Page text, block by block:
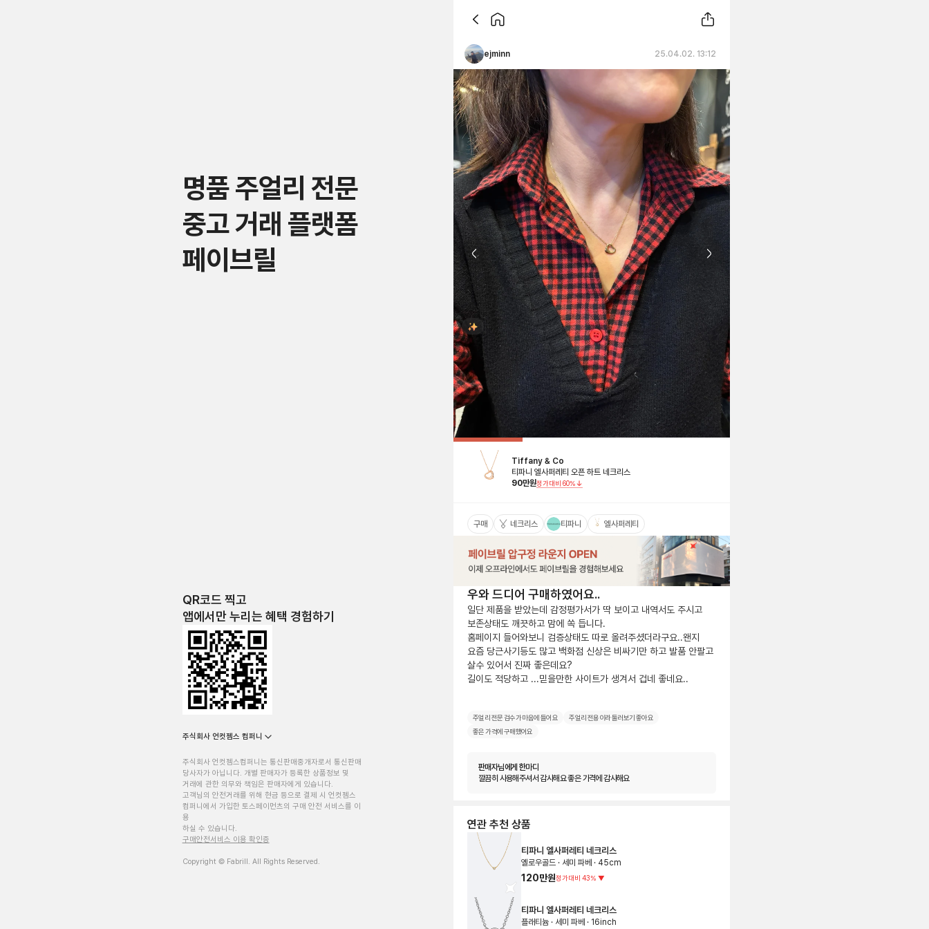
명품 주얼리 전문
중고 거래 플랫폼
페이브릴
QR코드 찍고
앱에서만 누리는 혜택 경험하기
주식회사 언컷젬스 컴퍼니
주식회사 언컷젬스컴퍼니는 통신판매중개자로서 통신판매
당사자가 아닙니다. 개별 판매자가 등록한 상품정보 및
거래에 관한 의무와 책임은 판매자에게 있습니다.
고객님의 안전거래를 위해 현금 등으로 결제 시 언컷젬스
컴퍼니에서 가입한 토스페이먼츠의 구매 안전 서비스를 이
용
하실 수 있습니다.
구매안전서비스 이용 확인증
Copyright © Fabrill. All Rights Reserved.
ejminn 25.04.02. 13:12
Previous slide Next slide
Tiffany & Co
티파니 엘사퍼레티 오픈 하트 네크리스
90만원정가대비 60%
구매 네크리스 티파니 엘사퍼레티
우와 드디어 구매하였어요..
일단 제품을 받았는데 감정평가서가 딱 보이고 내역서도 주시고
보존상태도 깨끗하고 맘에 쏙 듭니다.
홈페이지 들어와보니 검증상태도 따로 올려주셨더라구요..왠지
요즘 당근사기등도 많고 백화점 신상은 비싸기만 하고 발품 안팔고
살수 있어서 진짜 좋은데요?
길이도 적당하고 ...믿을만한 사이트가 생겨서 겁네 좋네요..
주얼리 전문 검수가 마음에 들어요
주얼리 전용이라 둘러보기 좋아요
좋은 가격에 구매했어요
판매자님에게 한마디
깔끔히 사용해주셔서 감사해요 좋은 가격에 감사해요
연관 추천 상품
티파니 엘사퍼레티 네크리스
옐로우골드 · 세미 파베 · 45cm
120만원정가대비 43% ▼
티파니 엘사퍼레티 네크리스
플래티늄 · 세미 파베 · 16inch